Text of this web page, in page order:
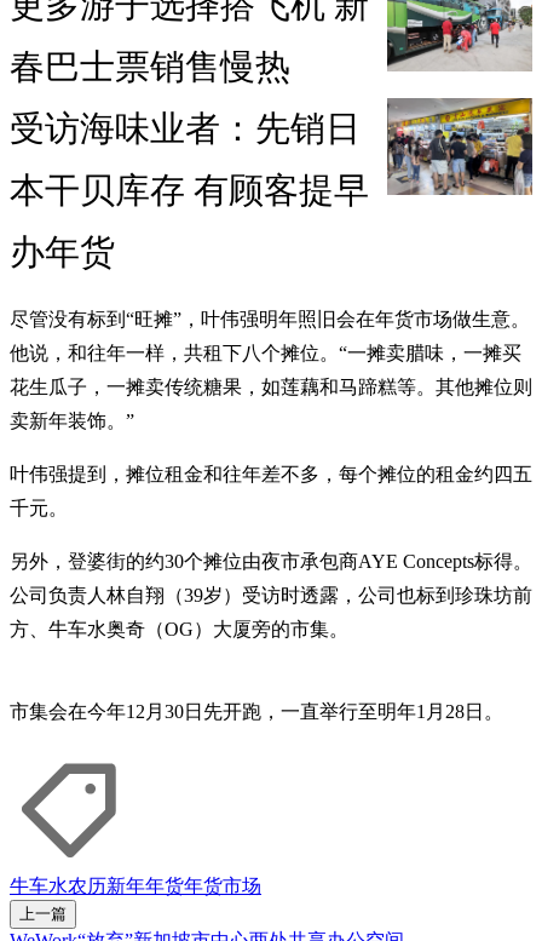
春巴士票销售慢热
受访海味业者：先销日
本干贝库存 有顾客提早
办年货
尽管没有标到“旺摊”，叶伟强明年照旧会在年货市场做生意。
他说，和往年一样，共租下八个摊位。“一摊卖腊味，一摊买
花生瓜子，一摊卖传统糖果，如莲藕和马蹄糕等。其他摊位则
卖新年装饰。”
叶伟强提到，摊位租金和往年差不多，每个摊位的租金约四五
千元。
另外，登婆街的约30个摊位由夜市承包商AYE Concepts标得。
公司负责人林自翔（39岁）受访时透露，公司也标到珍珠坊前
方、牛车水奥奇（OG）大厦旁的市集。
市集会在今年12月30日先开跑，一直举行至明年1月28日。
牛车水农历新年年货年货市场
上一篇